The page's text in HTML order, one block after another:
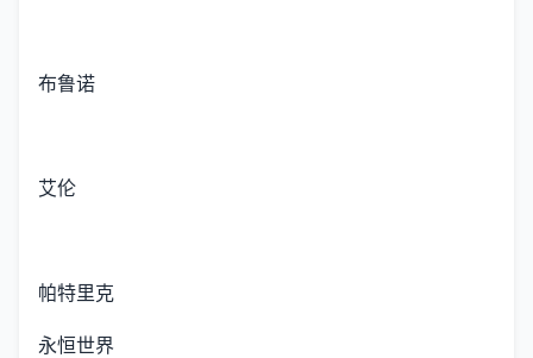
布鲁诺
艾伦
帕特里克
永恒世界